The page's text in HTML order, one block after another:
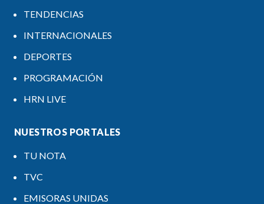
TENDENCIAS
INTERNACIONALES
DEPORTES
PROGRAMACIÓN
HRN LIVE
NUESTROS PORTALES
TU NOTA
TVC
EMISORAS UNIDAS